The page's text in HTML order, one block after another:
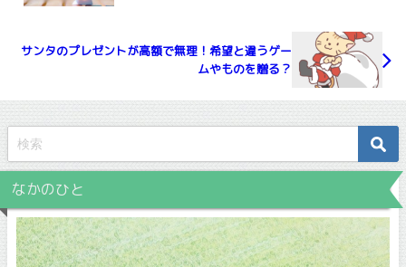
サンタのプレゼントが高額で無理！希望と違うゲー
ムやものを贈る？
なかのひと